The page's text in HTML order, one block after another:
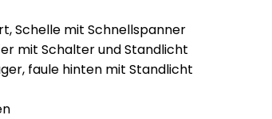
Schelle mit Schnellspanner
mit Schalter und Standlicht
faule hinten mit Standlicht